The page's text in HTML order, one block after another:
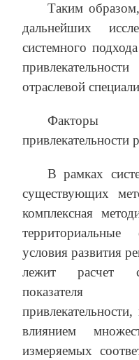
Таким
дальнейших
системного
отраслевой
Факторы
привлекательности
В рамках
существующих
комплексная
условия развития
лежит расчет
показателя
влиянием
измеряемых